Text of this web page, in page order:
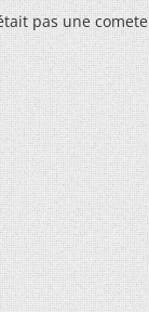
pas une comete